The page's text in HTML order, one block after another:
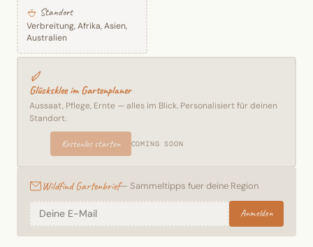
Standort
Verbreitung, Afrika, Asien,
Australien
Glücksklee im Gartenplaner
Aussaat, Pflege, Ernte — alles im Blick. Personalisiert für deinen
Standort.
Kostenlos starten COMING SOON
Wildfind Gartenbrief— Sammeltipps fuer deine Region
Anmelden